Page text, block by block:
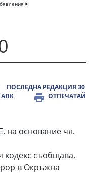
ПОСЛЕДНА РЕДАКЦИЯ 30
АПК ОТПЕЧАТАЙ
основание чл.
кодекс съобщава,
в Окръжна